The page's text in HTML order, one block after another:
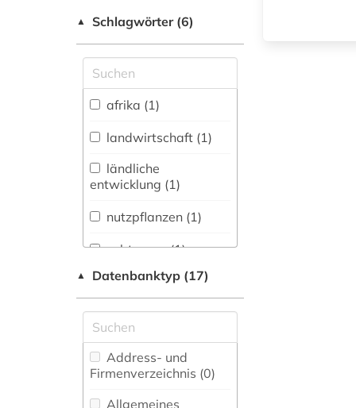
fachübergreifende
Allgemeine und
vergleichende Sprach-
und
Literaturwissenschaft.
Indogermanistik.
Außereuropäische
Sprachen und
Literaturen (0)
Anglistik.
Amerikanistik (0)
Vermessungswesen (0)
Biologie,
Biotechnologie (1)
Buch- und
▲ Schlagwörter (6)
afrika (1)
landwirtschaft (1)
ländliche
entwicklung (1)
nutzpflanzen (1)
subtropen (1)
tropen (2)
▲ Datenbanktyp (17)
Address- und
Firmenverzeichnis (0)
Allgemeines